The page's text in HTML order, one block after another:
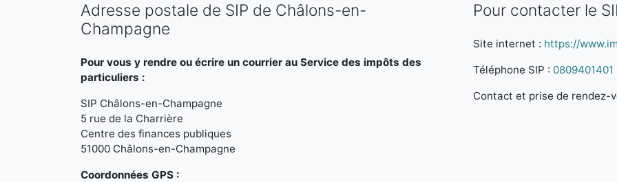
Adresse postale de SIP de Châlons-en-
Champagne
Pour vous y rendre ou écrire un courrier au Service des impôts des
particuliers :
SIP Châlons-en-Champagne
5 rue de la Charrière
Centre des finances publiques
51000 Châlons-en-Champagne
Coordonnées GPS :
Pour contacter le
Site internet : https://
Téléphone SIP : 0809401401
Contact et prise de rendez-